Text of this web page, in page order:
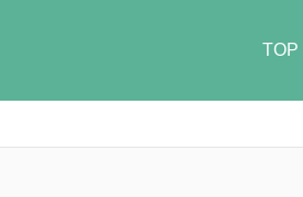
TOP